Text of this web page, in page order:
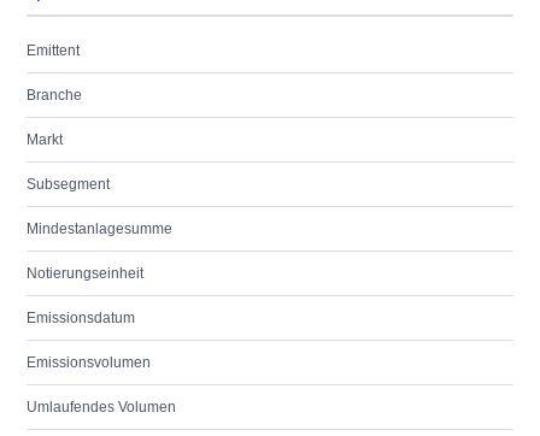
Emittent
Branche
Markt
Subsegment
Mindestanlagesumme
Notierungseinheit
Emissionsdatum
Emissionsvolumen
Umlaufendes Volumen